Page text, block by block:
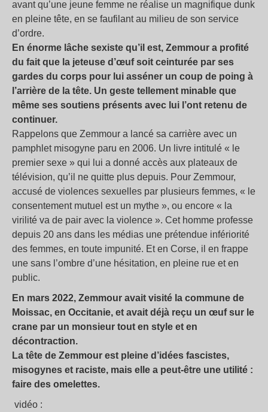
avant qu’une jeune femme ne réalise un magnifique dunk
en pleine tête, en se faufilant au milieu de son service
d’ordre.
En énorme lâche sexiste qu’il est, Zemmour a profité
du fait que la jeteuse d’œuf soit ceinturée par ses
gardes du corps pour lui asséner un coup de poing à
l’arrière de la tête. Un geste tellement minable que
même ses soutiens présents avec lui l’ont retenu de
continuer.
Rappelons que Zemmour a lancé sa carrière avec un
pamphlet misogyne paru en 2006. Un livre intitulé « le
premier sexe » qui lui a donné accès aux plateaux de
télévision, qu’il ne quitte plus depuis. Pour Zemmour,
accusé de violences sexuelles par plusieurs femmes, « le
consentement mutuel est un mythe », ou encore « la
virilité va de pair avec la violence ». Cet homme professe
depuis 20 ans dans les médias une prétendue infériorité
des femmes, en toute impunité. Et en Corse, il en frappe
une sans l’ombre d’une hésitation, en pleine rue et en
public.
En mars 2022, Zemmour avait visité la commune de
Moissac, en Occitanie, et avait déjà reçu un œuf sur le
crane par un monsieur tout en style et en
décontraction.
La tête de Zemmour est pleine d’idées fascistes,
misogynes et raciste, mais elle a peut-être une utilité :
faire des omelettes.
vidéo :